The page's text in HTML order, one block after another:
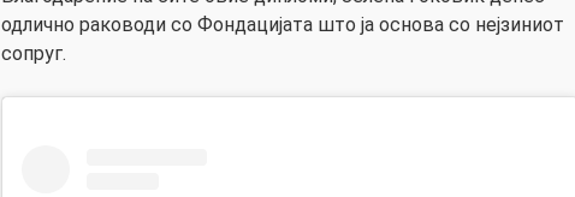
одлично раководи со Фондацијата што ја основа со нејзиниот
сопруг.